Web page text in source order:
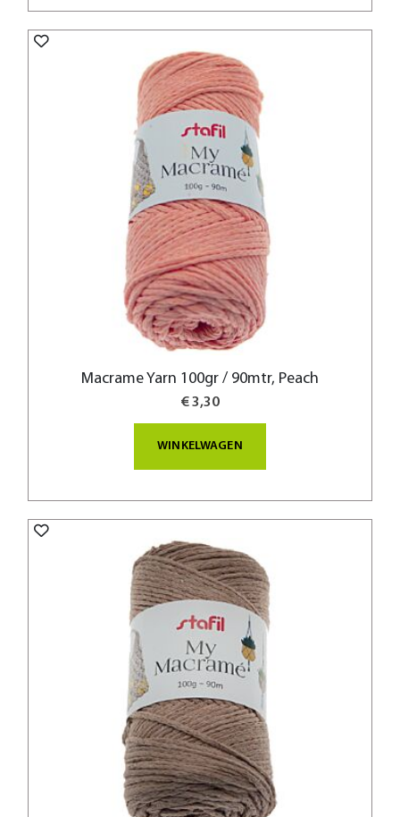
Macrame Yarn 100gr / 90mtr, Peach
€ 3,30
WINKELWAGEN